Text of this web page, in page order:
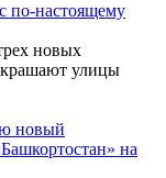
по-настоящему
новых
улицы